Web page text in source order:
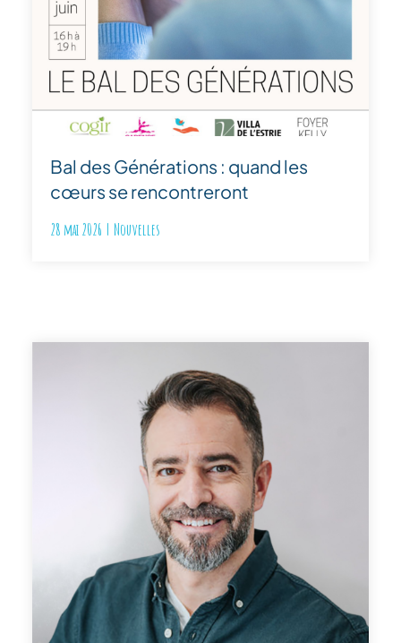
Bal des Générations : quand les
cœurs se rencontreront
28 mai 2026 | Nouvelles